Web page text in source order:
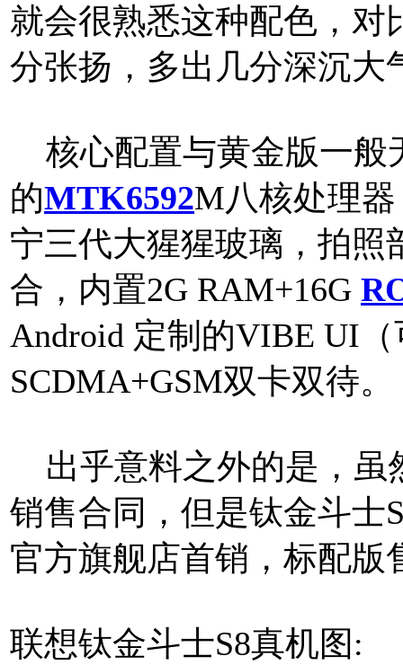
就会很熟悉这种配色，对
分张扬，多出几分深沉大
核心配置与黄金版一般
的MTK6592M八核处理器
宁三代大猩猩玻璃，拍照
合，内置2G RAM+16G
Android 定制的VIBE UI
SCDMA+GSM双卡双待。
出乎意料之外的是，虽
销售合同，但是钛金斗士
官方旗舰店首销，标配版
联想钛金斗士S8真机图: